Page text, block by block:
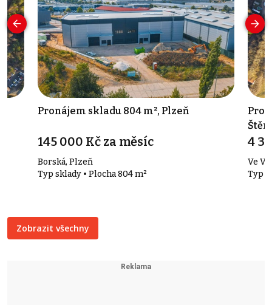
Pronájem skladu 804 m², Plzeň
145 000 Kč za měsíc
Borská, Plzeň
Typ sklady • Plocha 804 m²
4
Ve
Typ
Zobrazit všechny